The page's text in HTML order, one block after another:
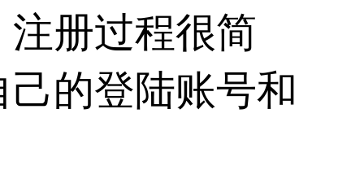
册过程很简
的登陆账号和